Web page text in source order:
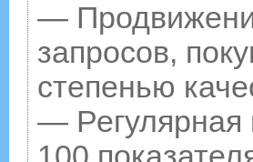
—
запросов,
степенью
— Регулярная